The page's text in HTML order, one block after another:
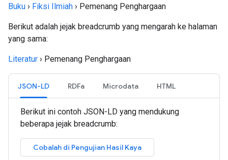
Buku › Fiksi Ilmiah › Pemenang Penghargaan
Berikut adalah jejak breadcrumb yang mengarah ke halaman
yang sama:
Literatur › Pemenang Penghargaan
JSON-LD RDFa Microdata HTML
Berikut ini contoh JSON-LD yang mendukung
beberapa jejak breadcrumb: